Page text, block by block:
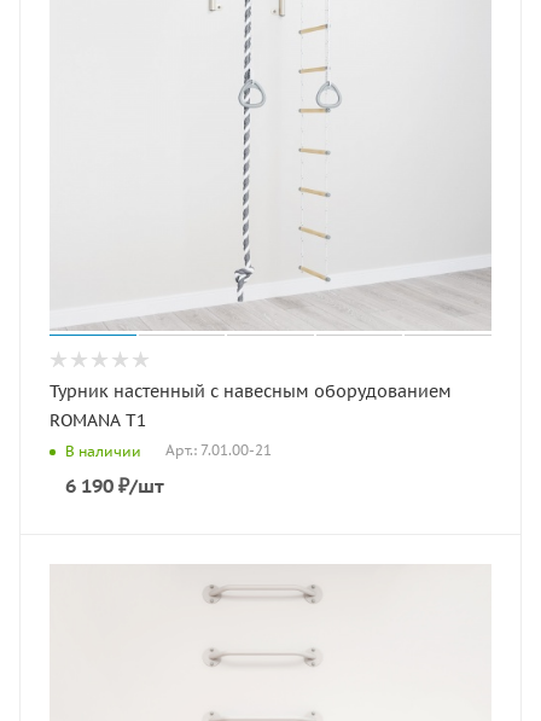
Турник настенный с навесным оборудованием
ROMANA T1
В наличии Арт.: 7.01.00-21
6 190 ₽/шт